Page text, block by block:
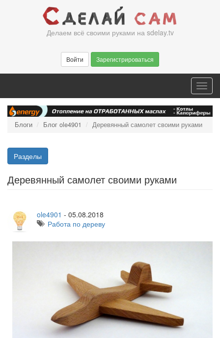
Делаем всё своими руками на sdelay.tv
Войти Зарегистрироваться
Блоги Блог ole4901 Деревянный самолет своими руками
Разделы
Деревянный самолет своими руками
ole4901 - 05.08.2018
Работа по дереву